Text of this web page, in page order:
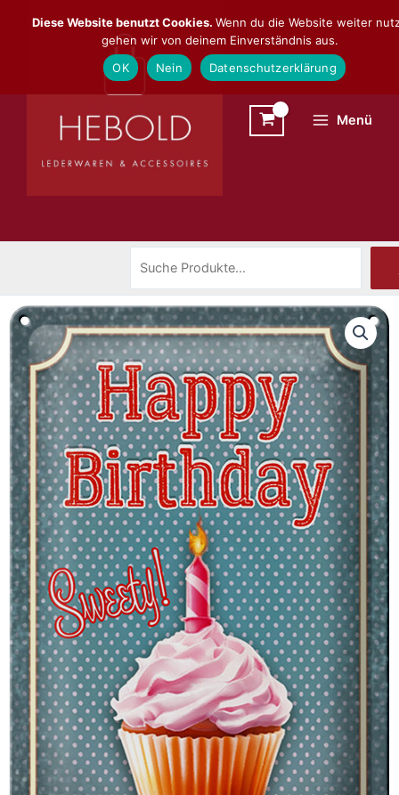
Inhalt
Menü
Diese Website benutzt Cookies. Wenn du die Website weiter
gehen wir von deinem Einverständnis aus.
OK
Nein Datenschutzerklärung